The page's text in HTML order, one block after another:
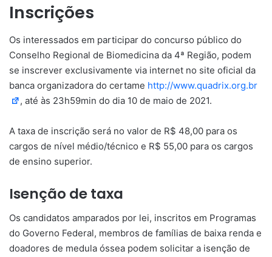
Inscrições
Os interessados em participar do concurso público do
Conselho Regional de Biomedicina da 4ª Região, podem
se inscrever exclusivamente via internet no site oficial da
banca organizadora do certame http://www.quadrix.org.br
, até às 23h59min do dia 10 de maio de 2021.
A taxa de inscrição será no valor de R$ 48,00 para os
cargos de nível médio/técnico e R$ 55,00 para os cargos
de ensino superior.
Isenção de taxa
Os candidatos amparados por lei, inscritos em Programas
do Governo Federal, membros de famílias de baixa renda e
doadores de medula óssea podem solicitar a isenção de